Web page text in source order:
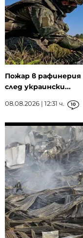
Пожар в рафинерия
след украински...
08.08.2026 | 12:31 ч. 10